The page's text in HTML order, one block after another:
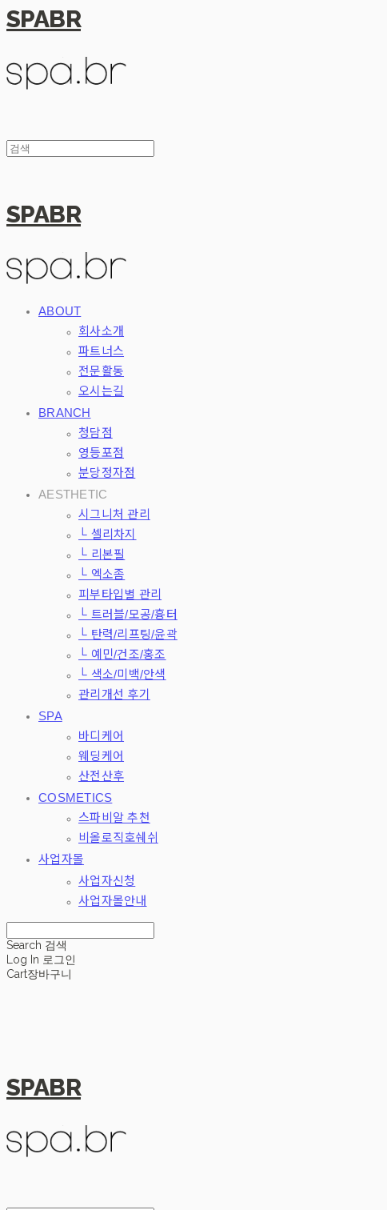
SPABR
SPABR
ABOUT
회사소개
파트너스
전문활동
오시는길
BRANCH
청담점
영등포점
분당정자점
AESTHETIC
시그니처 관리
└ 셀리차지
└ 리본필
└ 엑소좀
피부타입별 관리
└ 트러블/모공/흉터
└ 탄력/리프팅/윤곽
└ 예민/건조/홍조
└ 색소/미백/안색
관리개선 후기
SPA
바디케어
웨딩케어
산전산후
COSMETICS
스파비알 추천
비올로직호쉐쉬
사업자몰
사업자신청
사업자몰안내
Search 검색
Log In 로그인
Cart장바구니
SPABR